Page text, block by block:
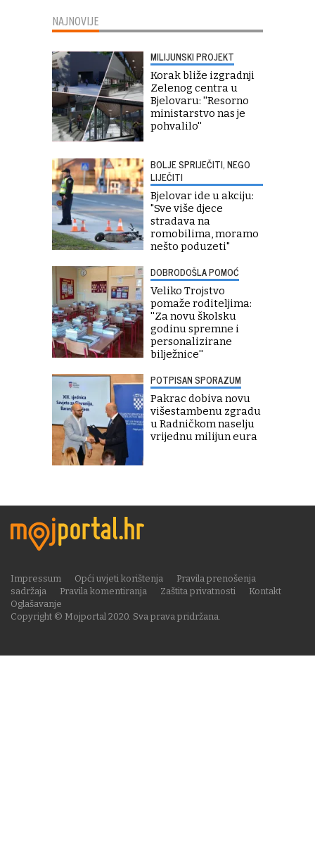
NAJNOVIJE
MILIJUNSKI PROJEKT
Korak bliže izgradnji
Zelenog centra u
Bjelovaru: ''Resorno
ministarstvo nas je
pohvalilo''
BOLJE SPRIJEČITI, NEGO
LIJEČITI
Bjelovar ide u akciju:
"Sve više djece
stradava na
romobilima, moramo
nešto poduzeti"
DOBRODOŠLA POMOĆ
Veliko Trojstvo
pomaže roditeljima:
''Za novu školsku
godinu spremne i
personalizirane
bilježnice''
POTPISAN SPORAZUM
Pakrac dobiva novu
višestambenu zgradu
u Radničkom naselju
vrijednu milijun eura
Copyright © Mojportal 2020. Sva prava pridržana.
Impressum Opći uvjeti korištenja
Pravila prenošenja
sadržaja
Pravila komentiranja Zaštita privatnosti
Kontakt
Oglašavanje